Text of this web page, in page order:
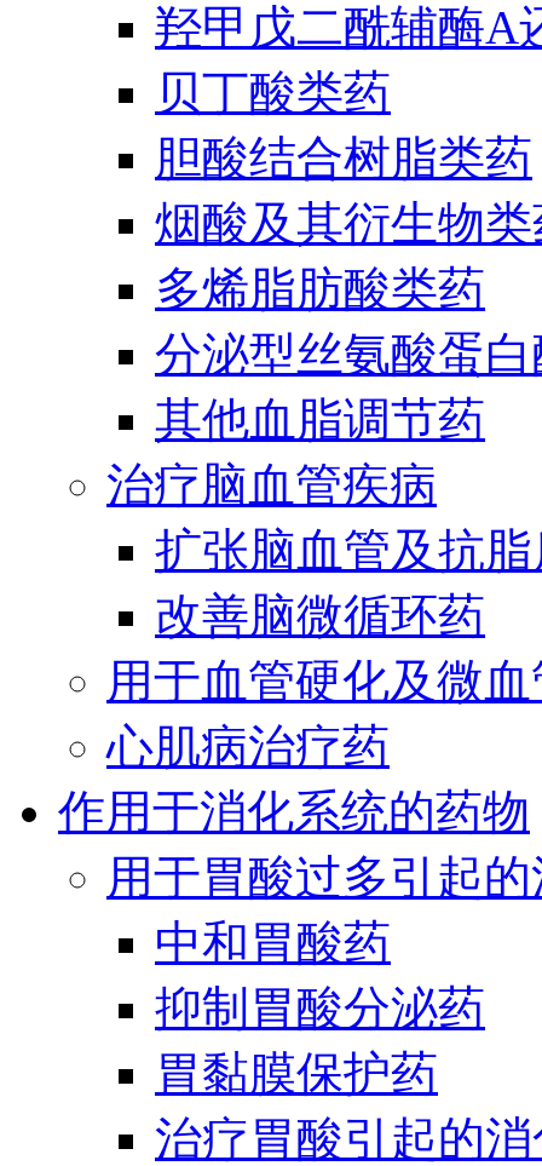
羟甲戊二酰辅酶A
贝丁酸类药
胆酸结合树脂类药
烟酸及其衍生物
多烯脂肪酸类药
分泌型丝氨酸蛋
其他血脂调节药
治疗脑血管疾病
扩张脑血管及抗
改善脑微循环药
用于血管硬化及微
心肌病治疗药
作用于消化系统的药物
用于胃酸过多引起
中和胃酸药
抑制胃酸分泌药
胃黏膜保护药
治疗胃酸引起的